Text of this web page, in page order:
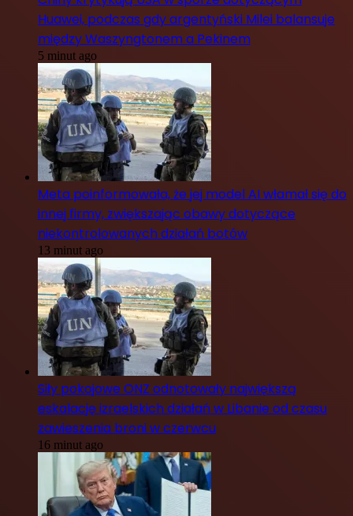
Huawei, podczas gdy argentyński Milei balansuje
między Waszyngtonem a Pekinem
5 minut ago
Meta poinformowała, że jej model AI włamał się do
innej firmy, zwiększając obawy dotyczące
niekontrolowanych działań botów
13 minut ago
Siły pokojowe ONZ odnotowały największą
eskalację izraelskich działań w Libanie od czasu
zawieszenia broni w czerwcu
16 minut ago